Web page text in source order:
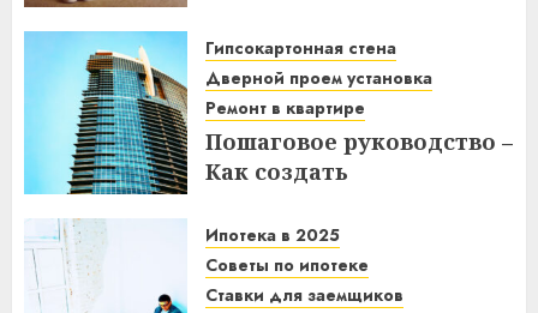
03.12.2025
Гипсокартонная стена
Дверной проем установка
Ремонт в квартире
Пошаговое руководство –
Как создать
дверным проемом в
отремонтированной
квартире
Ипотека в 2025
Советы по ипотеке
Ставки для заемщиков